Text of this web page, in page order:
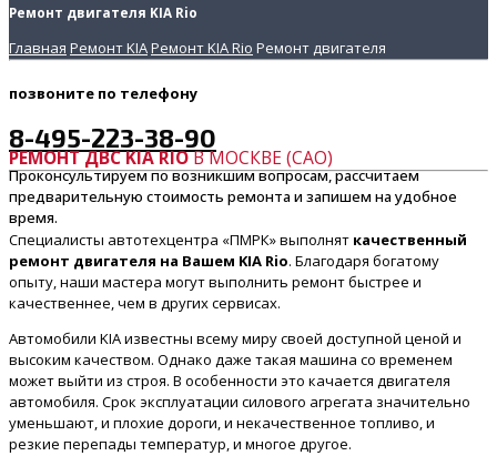
Ремонт двигателя KIA Rio
Главная Ремонт KIAРемонт KIA Rio Ремонт двигателя
позвоните по телефону
8-495-223-38-90
Проконсультируем по возникшим вопросам, рассчитаем
предварительную стоимость ремонта и запишем на удобное
время.
РЕМОНТ ДВС KIA RIOВ МОСКВЕ (САО)
Специалисты автотехцентра «ПМРК» выполнят качественный
ремонт двигателя на Вашем KIA Rio. Благодаря богатому
опыту, наши мастера могут выполнить ремонт быстрее и
качественнее, чем в других сервисах.
Автомобили KIA известны всему миру своей доступной ценой и
высоким качеством. Однако даже такая машина со временем
может выйти из строя. В особенности это качается двигателя
автомобиля. Срок эксплуатации силового агрегата значительно
уменьшают, и плохие дороги, и некачественное топливо, и
резкие перепады температур, и многое другое.